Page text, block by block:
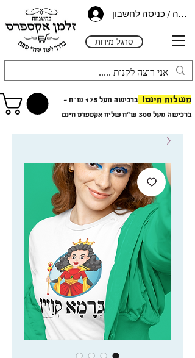
/ כניסה לחשבון
סרגל מידות
משלוח חינם!
ברכישה מעל 175 ש"ח -
ברכישה מעל 300 ש"ח שליח אקספרס חינם